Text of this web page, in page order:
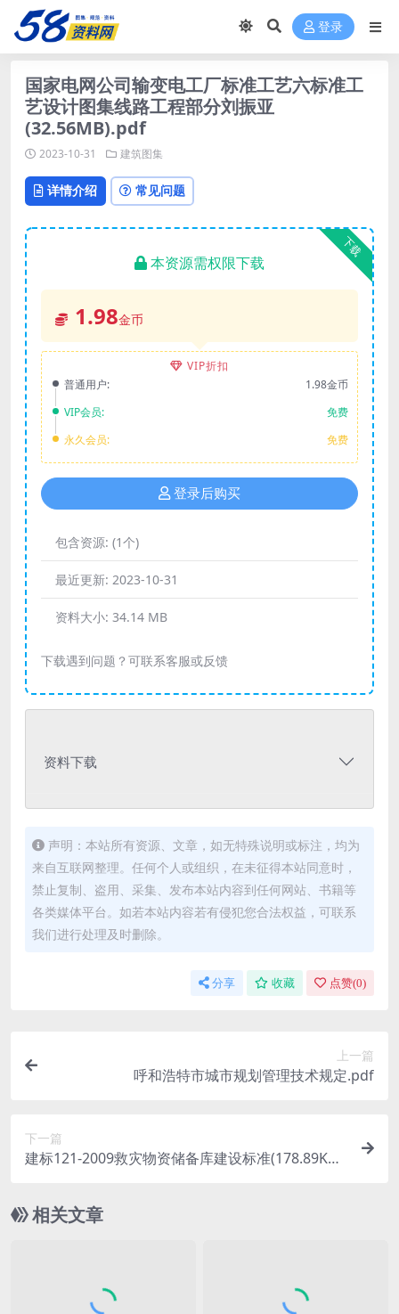
登录
国家电网公司输变电工厂标准工艺六标准工
艺设计图集线路工程部分刘振亚
(32.56MB).pdf
2023-10-31 建筑图集
详情介绍 常见问题
下载
本资源需权限下载
1.98金币
VIP折扣
普通用户:
1.98金币
VIP会员:
免费
永久会员:
免费
登录后购买
包含资源: (1个)
最近更新: 2023-10-31
资料大小: 34.14 MB
下载遇到问题？可联系客服或反馈
资料下载
声明：本站所有资源、文章，如无特殊说明或标注，均为
来自互联网整理。任何个人或组织，在未征得本站同意时，
禁止复制、盗用、采集、发布本站内容到任何网站、书籍等
各类媒体平台。如若本站内容若有侵犯您合法权益，可联系
我们进行处理及时删除。
分享 收藏 点赞(0)
上一篇
呼和浩特市城市规划管理技术规定.pdf
下一篇
建标121-2009救灾物资储备库建设标准(178.89KB).
相关文章